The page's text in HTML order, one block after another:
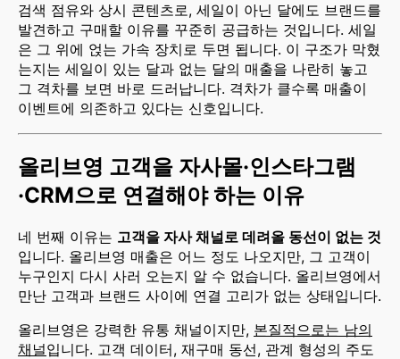
검색 점유와 상시 콘텐츠로, 세일이 아닌 달에도 브랜드를
발견하고 구매할 이유를 꾸준히 공급하는 것입니다. 세일
은 그 위에 얹는 가속 장치로 두면 됩니다. 이 구조가 막혔
는지는 세일이 있는 달과 없는 달의 매출을 나란히 놓고
그 격차를 보면 바로 드러납니다. 격차가 클수록 매출이
이벤트에 의존하고 있다는 신호입니다.
올리브영 고객을 자사몰·인스타그램
·CRM으로 연결해야 하는 이유
네 번째 이유는 고객을 자사 채널로 데려올 동선이 없는 것
입니다. 올리브영 매출은 어느 정도 나오지만, 그 고객이
누구인지 다시 사러 오는지 알 수 없습니다. 올리브영에서
만난 고객과 브랜드 사이에 연결 고리가 없는 상태입니다.
올리브영은 강력한 유통 채널이지만, 본질적으로는 남의
채널입니다. 고객 데이터, 재구매 동선, 관계 형성의 주도